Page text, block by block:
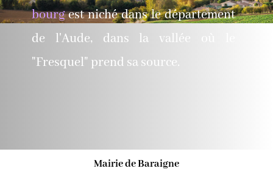
bourgest niché dans le département
de l'Aude, dans la vallée où le
"Fresquel" prend sa source.
Mairie de Baraigne